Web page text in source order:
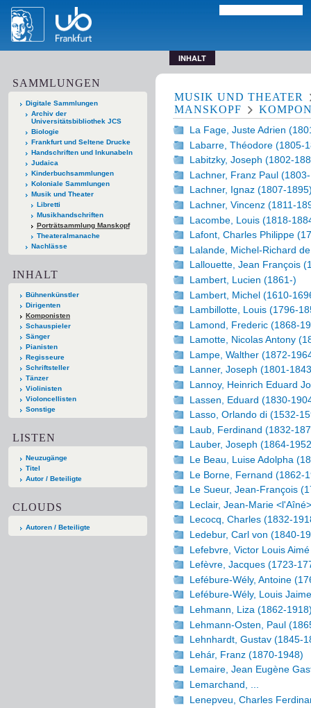
INHALT
SAMMLUNGEN
Digitale Sammlungen
Archiv der
Universitätsbibliothek JCS
Biologie
Frankfurt und Seltene Drucke
Handschriften und Inkunabeln
Judaica
Kinderbuchsammlungen
Koloniale Sammlungen
Musik und Theater
Libretti
Musikhandschriften
Porträtsammlung Manskopf
Theateralmanache
Nachlässe
INHALT
Bühnenkünstler
Dirigenten
Komponisten
Schauspieler
Sänger
Pianisten
Regisseure
Schriftsteller
Tänzer
Violinisten
Violoncellisten
Sonstige
LISTEN
Neuzugänge
Titel
Autor / Beteiligte
CLOUDS
Autoren / Beteiligte
MUSIK UND THEATER
MANSKOPF
La Fage, Juste Adrien
Labarre, Théodore (1805-
Labitzky, Joseph (1802-
Lachner, Franz Paul
Lachner, Ignaz (1807-
Lachner, Vincenz (1811-
Lacombe, Louis (1818-
Lafont, Charles Philippe
Lalande, Michel-Richard
Lallouette, Jean François
Lambert, Lucien (1861-)
Lambert, Michel (1610-
Lambillotte, Louis (1796-
Lamond, Frederic (1868-
Lamotte, Nicolas Antony
Lampe, Walther (1872-
Lanner, Joseph (1801-
Lannoy, Heinrich Eduard
Lassen, Eduard (1830-
Lasso, Orlando di (1532-
Laub, Ferdinand (1832-
Lauber, Joseph (1864-
Le Beau, Luise Adolpha
Le Borne, Fernand (1862-
Le Sueur, Jean-François
Leclair, Jean-Marie
Lecocq, Charles (1832-
Ledebur, Carl von (1840-
Lefebvre, Victor Louis
Lefèvre, Jacques (1723-
Lefébure-Wély, Antoine
Lefébure-Wély, Louis
Lehmann, Liza (1862-
Lehmann-Osten, Paul
Lehnhardt, Gustav (1845-
Lehár, Franz (1870-1948)
Lemaire, Jean Eugène
Lemarchand, ...
Lenepveu, Charles